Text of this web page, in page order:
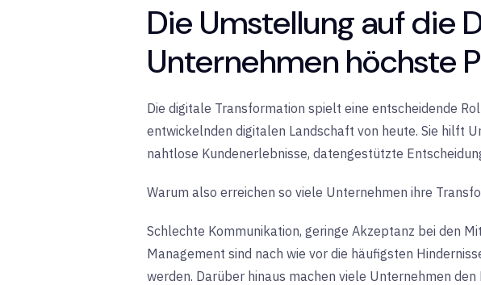
Die Umstellung auf die
Unternehmen höchste
Die digitale Transformation spielt eine entscheidende
entwickelnden digitalen Landschaft von heute. Sie hilft
nahtlose Kundenerlebnisse, datengestützte
Warum also erreichen so viele Unternehmen ihre
Schlechte Kommunikation, geringe Akzeptanz bei den
Management sind nach wie vor die häufigsten
werden. Darüber hinaus machen viele Unternehmen